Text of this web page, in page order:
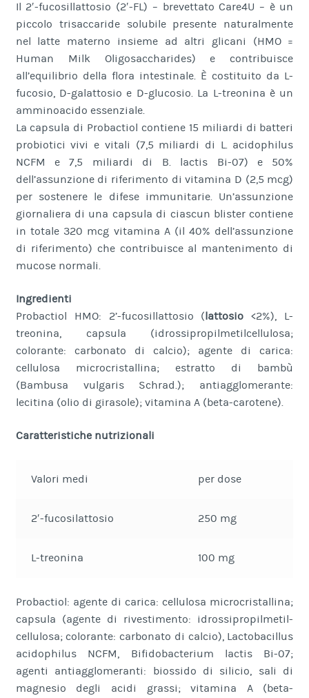
Il 2′-fucosillattosio (2′-FL) – brevettato Care4U – è un
piccolo trisaccaride solubile presente naturalmente
nel latte materno insieme ad altri glicani (HMO =
Human Milk Oligosaccharides) e contribuisce
all’equilibrio della flora intestinale. È costituito da L-
fucosio, D-galattosio e D-glucosio. La L-treonina è un
amminoacido essenziale.
La capsula di Probactiol contiene 15 miliardi di batteri
probiotici vivi e vitali (7,5 miliardi di L. acidophilus
NCFM e 7,5 miliardi di B. lactis Bi-07) e 50%
dell’assunzione di riferimento di vitamina D (2,5 mcg)
per sostenere le difese immunitarie. Un’assunzione
giornaliera di una capsula di ciascun blister contiene
in totale 320 mcg vitamina A (il 40% dell’assunzione
di riferimento) che contribuisce al mantenimento di
mucose normali.
Ingredienti
Probactiol HMO: 2’-fucosillattosio (lattosio <2%), L-
treonina, capsula (idrossipropilmetilcellulosa;
colorante: carbonato di calcio); agente di carica:
cellulosa microcristallina; estratto di bambù
(Bambusa vulgaris Schrad.); antiagglomerante:
lecitina (olio di girasole); vitamina A (beta-carotene).
Caratteristiche nutrizionali
Valori medi per dose
2′-fucosilattosio 250 mg
L-treonina 100 mg
Probactiol: agente di carica: cellulosa microcristallina;
capsula (agente di rivestimento: idrossipropilmetil-
cellulosa; colorante: carbonato di calcio), Lactobacillus
acidophilus NCFM, Bifidobacterium lactis Bi-07;
agenti antiagglomeranti: biossido di silicio, sali di
magnesio degli acidi grassi; vitamina A (beta-